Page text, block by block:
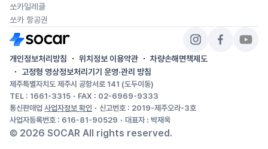
개인정보처리방침 위치정보 이용약관
차량손해면책제도
고정형 영상정보처리기기 운영·관리 방침
제주특별자치도 제주시 공항서로 141 (도두이동)
TEL : 1661-3315
FAX : 02-6969-9333
통신판매업 사업자정보 확인
신고번호 : 2019-제주오라-3호
사업자등록번호 : 616-81-90529
대표자 : 박재욱
© 2026 SOCAR All rights reserved.
쏘카일레클
쏘카 항공권